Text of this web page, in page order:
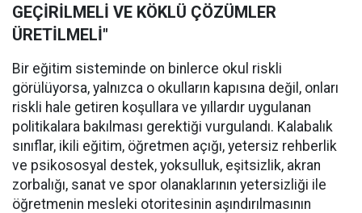
GEÇİRİLMELİ VE KÖKLÜ ÇÖZÜMLER
ÜRETİLMELİ"
Bir eğitim sisteminde on binlerce okul riskli
görülüyorsa, yalnızca o okulların kapısına değil, onları
riskli hale getiren koşullara ve yıllardır uygulanan
politikalara bakılması gerektiği vurgulandı. Kalabalık
sınıflar, ikili eğitim, öğretmen açığı, yetersiz rehberlik
ve psikososyal destek, yoksulluk, eşitsizlik, akran
zorbalığı, sanat ve spor olanaklarının yetersizliği ile
öğretmenin mesleki otoritesinin aşındırılmasının